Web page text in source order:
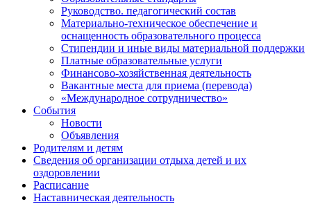
Руководство. педагогический состав
Материально-техническое обеспечение и
оснащенность образовательного процесса
Стипендии и иные виды материальной поддержки
Платные образовательные услуги
Финансово-хозяйственная деятельность
Вакантные места для приема (перевода)
«Международное сотрудничество»
События
Новости
Объявления
Родителям и детям
Сведения об организации отдыха детей и их
оздоровлении
Расписание
Наставническая деятельность